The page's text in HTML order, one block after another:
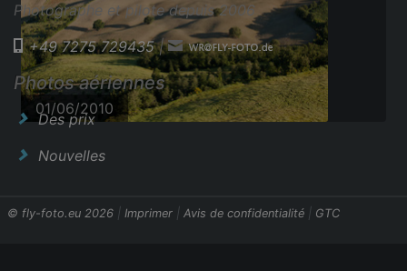
28/07/2011
01/06/2010
01/06/2010
Photographe et pilote depuis 2006
+49 7275 729435|
Photos aériennes
Des prix
Nouvelles
© fly-foto.eu 2026 | Imprimer | Avis de confidentialité | GTC